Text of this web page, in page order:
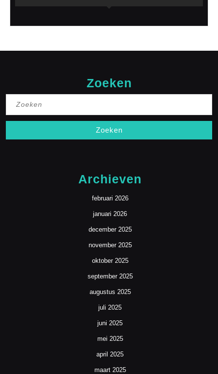
Zoeken
naar:
Archieven
februari 2026
januari 2026
december 2025
november 2025
oktober 2025
september 2025
augustus 2025
juli 2025
juni 2025
mei 2025
april 2025
maart 2025